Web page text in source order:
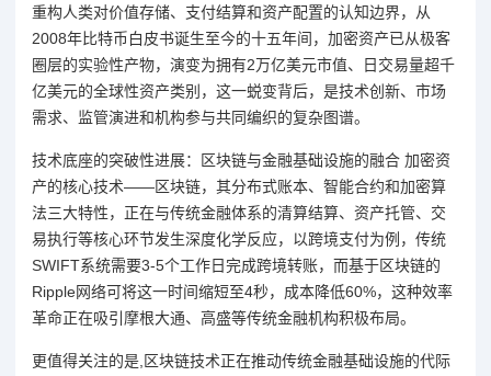
重构人类对价值存储、支付结算和资产配置的认知边界，从
2008年比特币白皮书诞生至今的十五年间，加密资产已从极客
圈层的实验性产物，演变为拥有2万亿美元市值、日交易量超千
亿美元的全球性资产类别，这一蜕变背后，是技术创新、市场
需求、监管演进和机构参与共同编织的复杂图谱。
技术底座的突破性进展：区块链与金融基础设施的融合 加密资
产的核心技术——区块链，其分布式账本、智能合约和加密算
法三大特性，正在与传统金融体系的清算结算、资产托管、交
易执行等核心环节发生深度化学反应，以跨境支付为例，传统
SWIFT系统需要3-5个工作日完成跨境转账，而基于区块链的
Ripple网络可将这一时间缩短至4秒，成本降低60%，这种效率
革命正在吸引摩根大通、高盛等传统金融机构积极布局。
更值得关注的是,区块链技术正在推动传统金融基础设施的代际